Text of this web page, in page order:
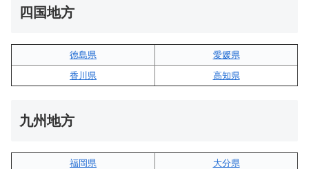
四国地方
徳島県
愛媛県
香川県
高知県
九州地方
福岡県
大分県